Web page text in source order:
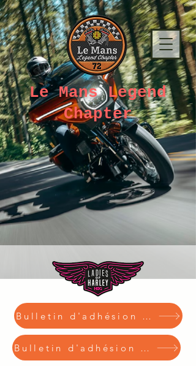
Le Mans Legend
Chapter
Bulletin d'adhésion via HelloAsso
Bulletin d'adhésion Papier